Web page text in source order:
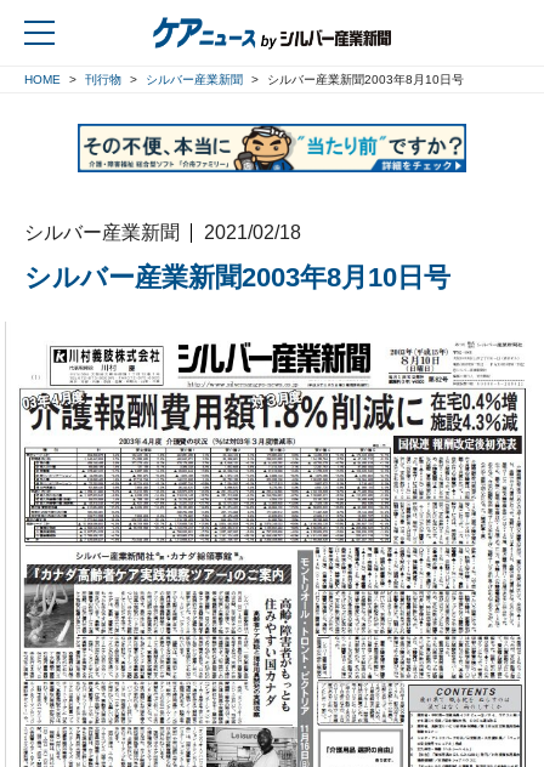
HOME 刊行物 シルバー産業新聞 シルバー産業新聞2003年8月10日号
シルバー産業新聞 2021/02/18
シルバー産業新聞2003年8月10日号